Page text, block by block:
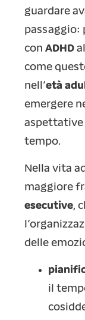
guardare
passaggio:
con ADHD
come
nell’età
emergere
aspettative
tempo.
Nella vita
maggiore
esecutive,
delle
il